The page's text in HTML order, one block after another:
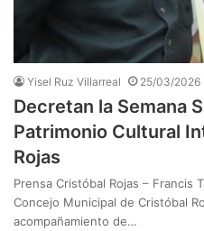
Yisel Ruz Villarreal 25/03/2026
Decretan la Semana
Patrimonio Cultural
Rojas
Prensa Cristóbal Rojas – Francis
Concejo Municipal de Cristóbal
acompañamiento de…